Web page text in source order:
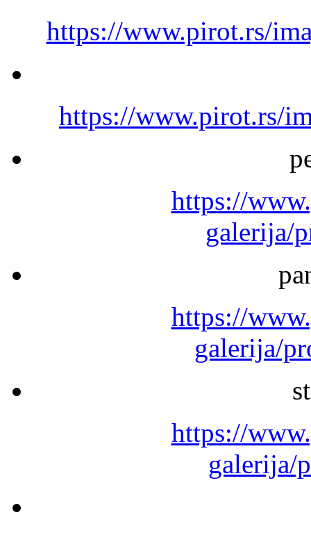
https://www.pirot.rs/
https://www.pirot.rs/
https://
galerija/
https://
galerija/
https://
galerija/